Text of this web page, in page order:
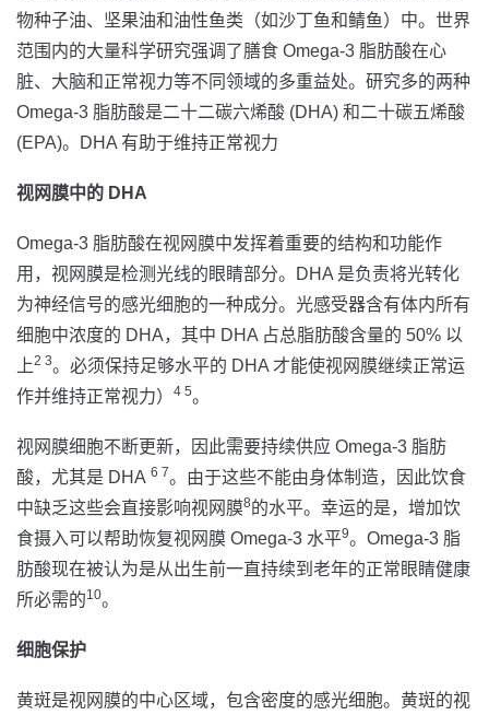
物种子油、坚果油和油性鱼类（如沙丁鱼和鲭鱼）中。世界
范围内的大量科学研究强调了膳食 Omega-3 脂肪酸在心
脏、大脑和正常视力等不同领域的多重益处。研究多的两种
Omega-3 脂肪酸是二十二碳六烯酸 (DHA) 和二十碳五烯酸
(EPA)。DHA 有助于维持正常视力
视网膜中的 DHA
Omega-3 脂肪酸在视网膜中发挥着重要的结构和功能作
用，视网膜是检测光线的眼睛部分。DHA 是负责将光转化
为神经信号的感光细胞的一种成分。光感受器含有体内所有
细胞中浓度的 DHA，其中 DHA 占总脂肪酸含量的 50% 以
上2 3。必须保持足够水平的 DHA 才能使视网膜继续正常运
作并维持正常视力）
4 5。
视网膜细胞不断更新，因此需要持续供应 Omega-3 脂肪
酸，尤其是 DHA 6 7。由于这些不能由身体制造，因此饮食
中缺乏这些会直接影响视网膜8的水平。幸运的是，增加饮
食摄入可以帮助恢复视网膜 Omega-3 水平9。Omega-3 脂
肪酸现在被认为是从出生前一直持续到老年的正常眼睛健康
所必需的10。
细胞保护
黄斑是视网膜的中心区域，包含密度的感光细胞。黄斑的视